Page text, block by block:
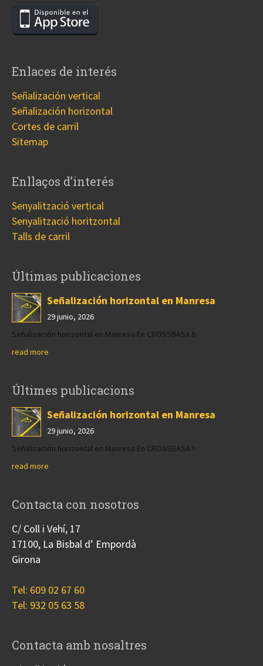
Enlaces de interés
Señalización vertical
Señalización horizontal
Cortes de carril
Sitemap
Enllaços d’interés
Senyalització vertical
Senyalització horitzontal
Talls de carril
Últimas publicaciones
Señalización horizontal en Manresa
29 junio, 2026
Señalización horizontal en Manresa En CROSSBASA h
read more
Últimes publicacions
Señalización horizontal en Manresa
29 junio, 2026
Señalización horizontal en Manresa En CROSSBASA h
read more
Contacta con nosotros
C/ Coll i Vehí, 17
17100, La Bisbal d’ Empordà
Girona
Tel: 609 02 67 60
Tel: 932 05 63 58
Contacta amb nosaltres